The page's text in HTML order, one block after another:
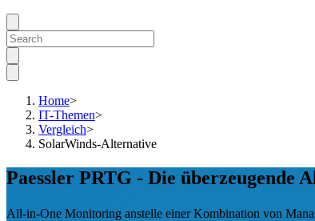
Home>
IT-Themen>
Vergleich>
SolarWinds-Alternative
Paessler PRTG - Die überzeugende
All-in-One Monitoring anstelle einer Kombination von